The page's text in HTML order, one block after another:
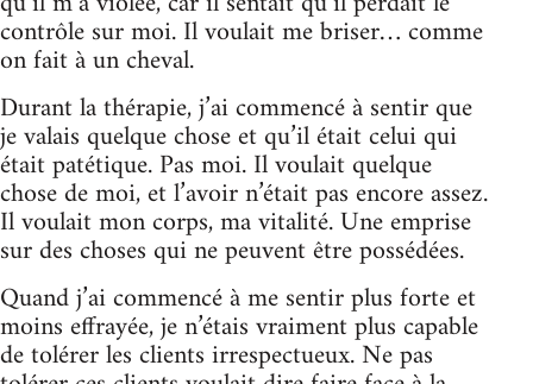
contrôle sur moi. Il voulait me briser… comme
on fait à un cheval.
Durant la thérapie, j’ai commencé à sentir que
je valais quelque chose et qu’il était celui qui
était patétique. Pas moi. Il voulait quelque
chose de moi, et l’avoir n’était pas encore assez.
Il voulait mon corps, ma vitalité. Une emprise
sur des choses qui ne peuvent être possédées.
Quand j’ai commencé à me sentir plus forte et
moins effrayée, je n’étais vraiment plus capable
de tolérer les clients irrespectueux. Ne pas